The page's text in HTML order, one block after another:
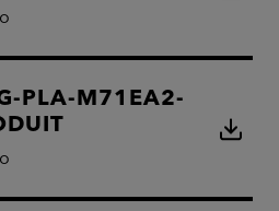
PLA-M71EA2-